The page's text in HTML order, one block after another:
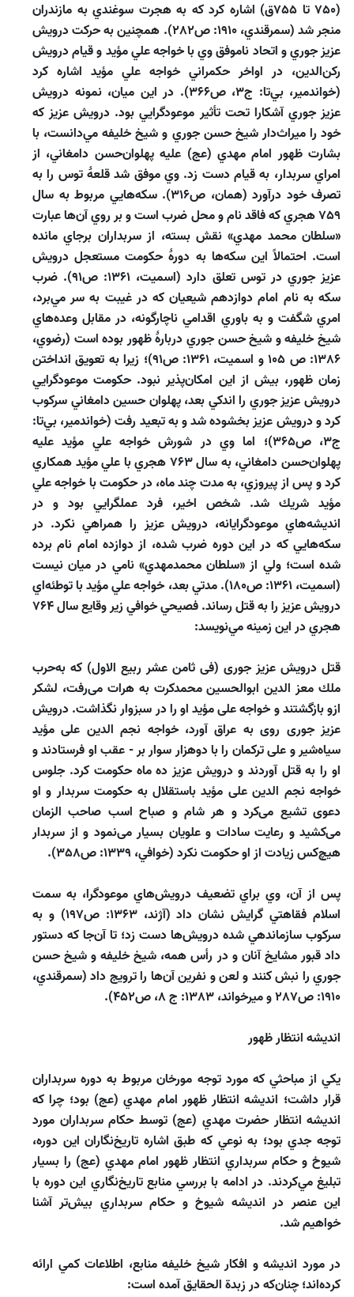
(750 تا 755ق) اشاره كرد كه به هجرت سوغندي به مازندران
منجر شد (سمرقندي، 1910: ص282). همچنين به حركت درويش
عزيز جوري و اتحاد ناموفق وي با خواجه علي مؤيد و قيام درويش
ركن‌الدين، در اواخر حكمراني خواجه علي مؤيد اشاره كرد
(خواندمير، بي‌تا: ج3، ص366). در اين ميان، نمونه درويش
عزيز جوري آشكارا تحت ‌تأثير موعودگرايي بود. درويش عزيز كه
خود را ميراث‌دار شيخ حسن جوري و شيخ خليفه مي‌دانست، با
بشارت ظهور امام مهدي (عج) عليه پهلوان‌حسن دامغاني، از
امراي سربدار، به قيام دست زد. وي موفق شد قلعۀ توس را به
تصرف خود درآورد (همان، ص316). سكه‌هايي مربوط به سال
759 هجري كه فاقد نام و محل ضرب است و بر روي آن‌ها عبارت
«سلطان محمد مهدي» نقش بسته، از سربداران برجاي مانده
است. احتمالاً اين سكه‌ها به دورۀ حكومت مستعجل درويش
عزيز جوري در توس تعلق دارد (اسميت، 1361: ص91). ضرب
سكه به نام امام دوازدهم شيعيان كه در غيبت به سر مي‌برد،
امري شگفت و به باوري اقدامي ناچارگونه، در مقابل وعده‌هاي
شيخ خليفه و شيخ حسن جوري دربارۀ ظهور بوده است (رضوي،
1386: ص ۱۰۵ و اسميت، 1361: ص91)؛ زيرا به‌ تعويق ‌‌انداختن
زمان ظهور، بيش از اين امكان‌پذير نبود. حكومت موعودگرايي
درويش عزيز جوري را اندكي بعد، پهلوان ‌حسين دامغاني سركوب
كرد و درويش عزيز بخشوده شد و به تبعيد رفت (خواندمير، بي‌تا:
ج3، ص365)؛ اما وي در شورش خواجه علي مؤيد عليه
پهلوان‌حسن دامغاني، به سال 763 هجري با علي مؤيد همكاري
كرد و پس از پيروزي، به مدت چند ماه، در حكومت با خواجه علي
مؤيد شريك شد. شخص اخير، فرد عملگرايي بود و در
انديشه‌هاي موعودگرايانه، درويش عزيز را همراهي نكرد. در
سكه‌هايي كه در اين دوره ضرب شده، از دوازده امام نام برده
شده است؛ ولي از «سلطان محمدمهدي» نامي در ميان نيست
(اسميت، 1361: ص180). مدتي بعد، خواجه علي مؤيد با توطئه‌اي
درويش عزيز را به قتل رساند. فصيحي خوافي زير وقايع سال 764
هجري در اين زمينه مي‌‌نويسد:
قتل درويش عزيز جورى (فى ثامن عشر ربيع الاول) كه به‌‌حرب
ملك معز الدين ابوالحسين محمدكرت به هرات مى‌رفت، لشكر
ازو بازگشتند و خواجه على مؤيد او را در سبزوار نگذاشت. درويش
عزيز جورى روى به عراق آورد، خواجه نجم الدين على مؤيد
سياه‌شير و على تركمان را با دوهزار سوار بر - عقب او فرستادند و
او را به قتل آوردند و درويش عزيز ده ماه حكومت كرد. جلوس
خواجه نجم الدين على مؤيد باستقلال به حكومت سربدار و او
دعوى تشيع مى‌كرد و هر شام و صباح اسب صاحب الزمان
مى‌كشيد و رعايت سادات و علويان بسيار مى‌نمود و از سربدار
هيچ‌كس زيادت از او حكومت نكرد (خوافي، 1339: ص358).
پس ‌از آن، وي براي تضعيف درويش‌‌هاي موعودگرا، به سمت
اسلام فقاهتي گرايش نشان داد (آژند، 1363: ص197) و به
سركوب سازماندهي ‌شده درويش‌ها دست زد؛ تا آن‌جا كه دستور
داد قبور مشايخ آنان و در رأس همه، شيخ خليفه و شيخ حسن
جوري را نبش كنند و لعن و نفرين آن‌ها را ترويج داد (سمرقندي،
1910: ص287 و ميرخواند، 1383: ج 8، ص452).
انديشه انتظار ظهور
يكي از مباحثي كه مورد توجه مورخان مربوط به دوره سربداران
قرار داشت؛ انديشه انتظار ظهور امام مهدي (عج) بود؛ چرا كه
انديشه انتظار حضرت مهدي (عج) توسط حكام سربداران مورد
توجه جدي بود؛ به نوعي كه طبق اشاره تاريخ‌نگاران اين دوره،
شيوخ و حكام سربداري انتظار ظهور امام مهدي (عج) را بسيار
تبليغ مي‌كردند. در ادامه با بررسي منابع تاريخ‌‌نگاري اين دوره با
اين عنصر در انديشه شيوخ و حكام سربداري بيش‌تر آشنا
خواهيم شد.
در مورد انديشه و افكار شيخ خليفه منابع، اطلاعات كمي ارائه
كرده‌اند؛ چنان‌كه در زبدة الحقايق آمده است: